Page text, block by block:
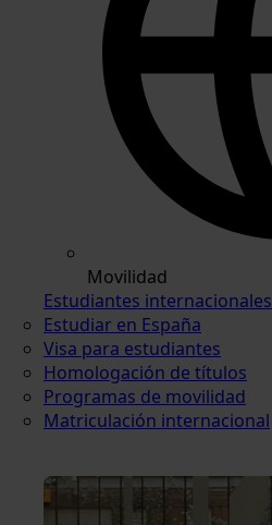
Movilidad
Estudiantes internacionales
Estudiar en España
Visa para estudiantes
Homologación de títulos
Programas de movilidad
Matriculación internacional